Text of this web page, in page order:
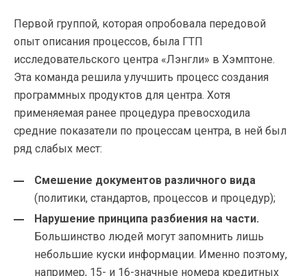
Первой группой, которая опробовала передовой
опыт описания процессов, была ГТП
исследовательского центра «Лэнгли» в Хэмптоне.
Эта команда решила улучшить процесс создания
программных продуктов для центра. Хотя
применяемая ранее процедура превосходила
средние показатели по процессам центра, в ней был
ряд слабых мест:
Смешение документов различного вида
(политики, стандартов, процессов и процедур);
Нарушение принципа разбиения на части.
Большинство людей могут запомнить лишь
небольшие куски информации. Именно поэтому,
например, 15- и 16-значные номера кредитных